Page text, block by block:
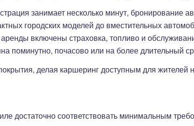
занимает несколько минут, бронирование
городских моделей до вместительных
включены страховка, топливо и
поминутно, почасово или на более длительный
делая каршеринг доступным для жителей
достаточно соответствовать минимальным